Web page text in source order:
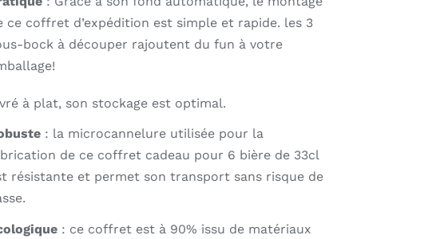
ce coffret d’expédition est simple et rapide. les 3
bock à découper rajoutent du fun à votre
à plat, son stockage est optimal.
: la microcannelure utilisée pour la
de ce coffret cadeau pour 6 bière de 33cl
résistante et permet son transport sans risque de
: ce coffret est à 90% issu de matériaux